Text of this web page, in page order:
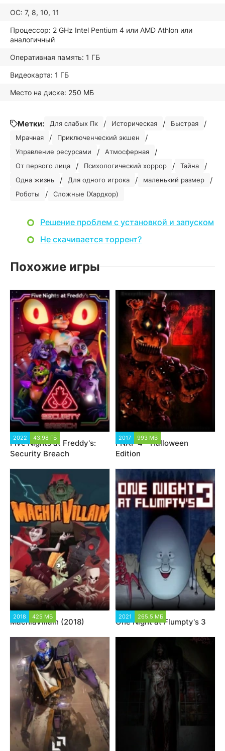
ОС: 7, 8, 10, 11
Процессор: 2 GHz Intel Pentium 4 или AMD Athlon или
аналогичный
Оперативная память: 1 ГБ
Видеокарта: 1 ГБ
Место на диске: 250 МБ
Метки: Для слабых Пк / Историческая / Быстрая /
Мрачная / Приключенческий экшен /
Управление ресурсами / Атмосферная /
От первого лица / Психологический хоррор / Тайна /
Одна жизнь / Для одного игрока / маленький размер /
Роботы / Сложные (Хардкор)
Решение проблем с установкой и запуском
Не скачивается торрент?
Похожие игры
2022 43.98 ГБ
Five Nights at Freddy's:
Security Breach
2017 993 MB
FNAF 4 - Halloween
Edition
2018 425 МБ
MachiaVillain (2018)
2021 265.5 МБ
One Night at Flumpty's 3